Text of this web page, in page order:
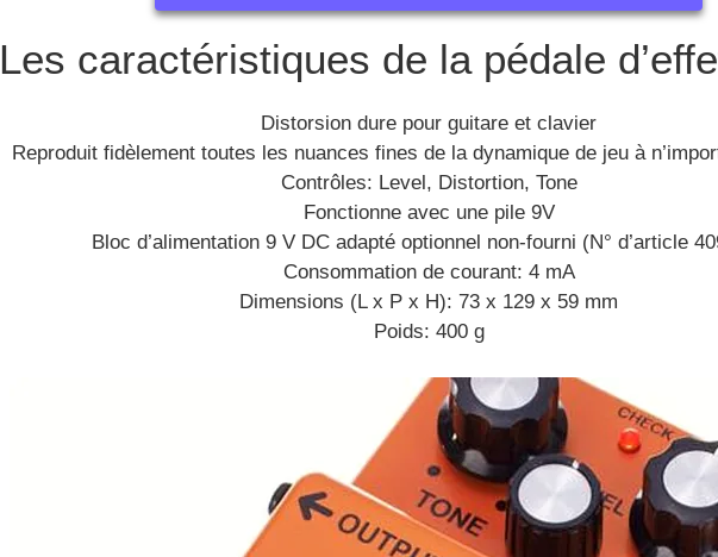
Les caractéristiques de la pédale
Distorsion dure pour guitare et clavier
Reproduit fidèlement toutes les nuances fines de la dynamique de jeu à
Contrôles: Level, Distortion, Tone
Fonctionne avec une pile 9V
Bloc d’alimentation 9 V DC adapté optionnel non-fourni (N° d’article
Consommation de courant: 4 mA
Dimensions (L x P x H): 73 x 129 x 59 mm
Poids: 400 g